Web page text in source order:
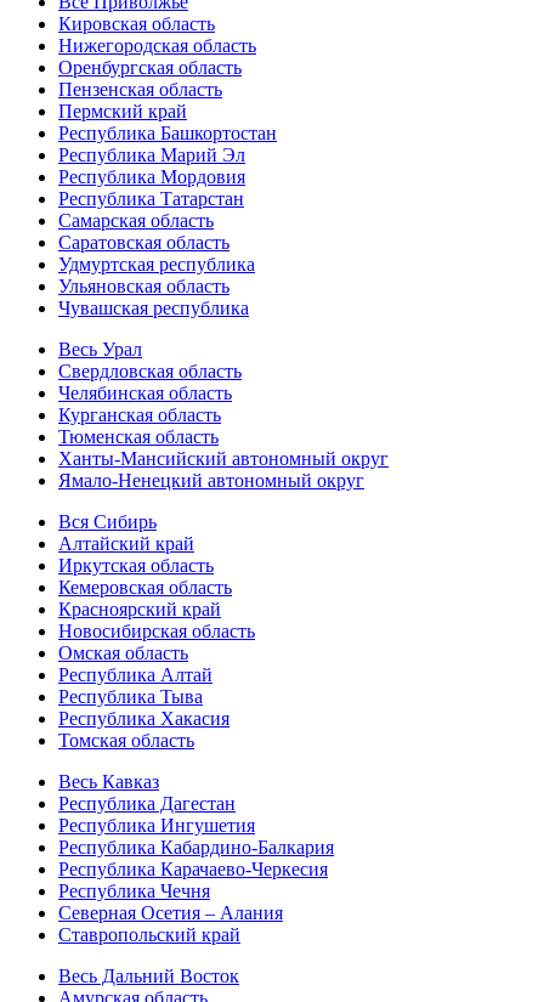
Кировская область
Нижегородская область
Оренбургская область
Пензенская область
Пермский край
Республика Башкортостан
Республика Марий Эл
Республика Мордовия
Республика Татарстан
Самарская область
Саратовская область
Удмуртская республика
Ульяновская область
Чувашская республика
Весь Урал
Свердловская область
Челябинская область
Курганская область
Тюменская область
Ханты-Мансийский автономный округ
Ямало-Ненецкий автономный округ
Вся Сибирь
Алтайский край
Иркутская область
Кемеровская область
Красноярский край
Новосибирская область
Омская область
Республика Алтай
Республика Тыва
Республика Хакасия
Томская область
Весь Кавказ
Республика Дагестан
Республика Ингушетия
Республика Кабардино-Балкария
Республика Карачаево-Черкесия
Республика Чечня
Северная Осетия – Алания
Ставропольский край
Весь Дальний Восток
Амурская область